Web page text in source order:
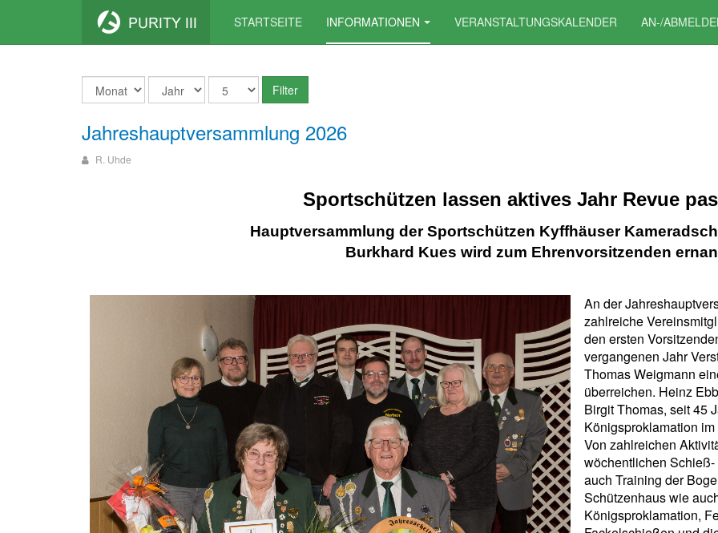
STARTSEITE INFORMATIONEN VERANSTALTUNGSKALENDER AN-/
Filter
Jahreshauptversammlung 2026
R. Uhde
Sportschützen lassen aktives Jahr Revue
Hauptversammlung der Sportschützen Kyffhäuser
Burkhard Kues wird zum Ehrenvorsitzenden
An der
zahlreiche
den ersten
vergangenen Jahr
Thomas Weigmann
überreichen. Heinz
Birgit Thomas, seit 45
Königsproklamation im
Von zahlreichen
wöchentlichen
auch Training der
Schützenhaus wie
Königsproklamation,